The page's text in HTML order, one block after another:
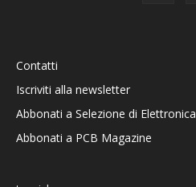
Contatti
Iscriviti alla newsletter
Abbonati a Selezione di Elettronica
Abbonati a PCB Magazine